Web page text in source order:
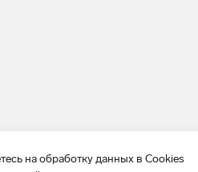
на обработку данных в Cookies